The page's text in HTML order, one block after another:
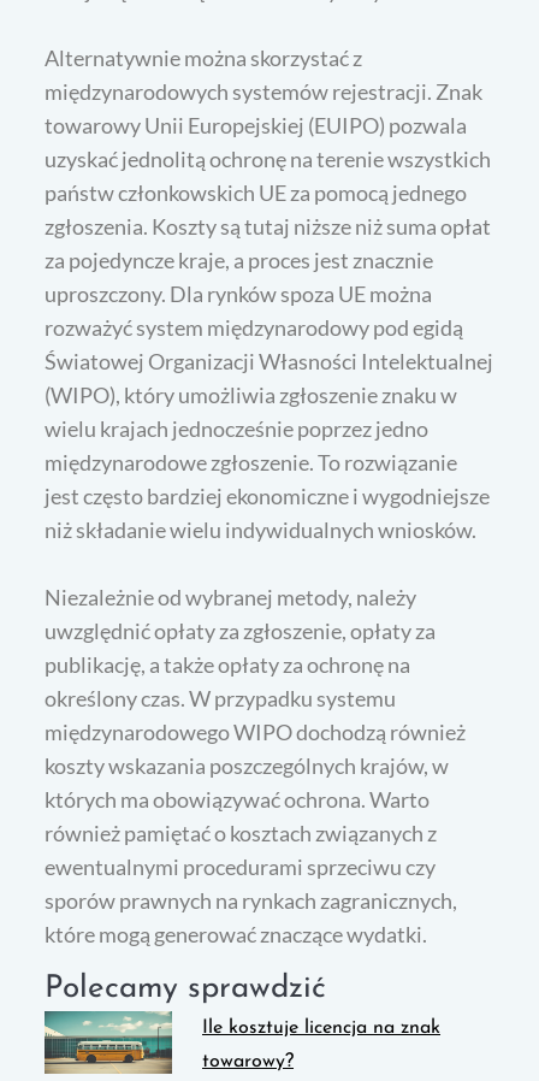
Alternatywnie można skorzystać z
międzynarodowych systemów rejestracji. Znak
towarowy Unii Europejskiej (EUIPO) pozwala
uzyskać jednolitą ochronę na terenie wszystkich
państw członkowskich UE za pomocą jednego
zgłoszenia. Koszty są tutaj niższe niż suma opłat
za pojedyncze kraje, a proces jest znacznie
uproszczony. Dla rynków spoza UE można
rozważyć system międzynarodowy pod egidą
Światowej Organizacji Własności Intelektualnej
(WIPO), który umożliwia zgłoszenie znaku w
wielu krajach jednocześnie poprzez jedno
międzynarodowe zgłoszenie. To rozwiązanie
jest często bardziej ekonomiczne i wygodniejsze
niż składanie wielu indywidualnych wniosków.
Niezależnie od wybranej metody, należy
uwzględnić opłaty za zgłoszenie, opłaty za
publikację, a także opłaty za ochronę na
określony czas. W przypadku systemu
międzynarodowego WIPO dochodzą również
koszty wskazania poszczególnych krajów, w
których ma obowiązywać ochrona. Warto
również pamiętać o kosztach związanych z
ewentualnymi procedurami sprzeciwu czy
sporów prawnych na rynkach zagranicznych,
które mogą generować znaczące wydatki.
Polecamy sprawdzić
Ile kosztuje licencja na znak
towarowy?